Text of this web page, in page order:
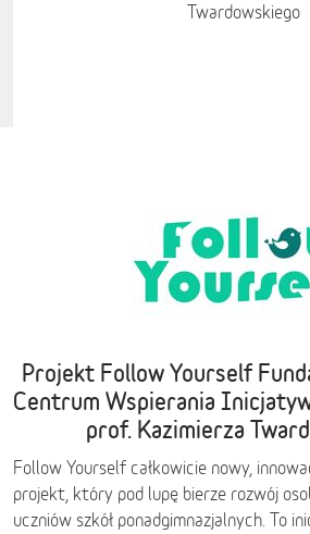
Twardowskiego
Projekt Follow Yourself
Centrum Wspierania
prof. Kazimierza
Follow Yourself całkowicie nowy,
projekt, który pod lupę bierze rozwój
uczniów szkół ponadgimnazjalnych. To